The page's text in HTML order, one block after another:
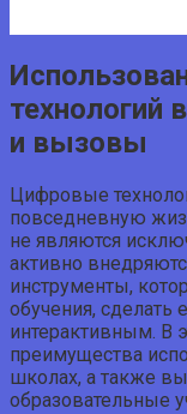
технологий
и вызовы
Цифровые
повседневную
не являются
активно
инструменты,
обучения, сделать
интерактивным. В
преимущества
школах, а также
образовательные